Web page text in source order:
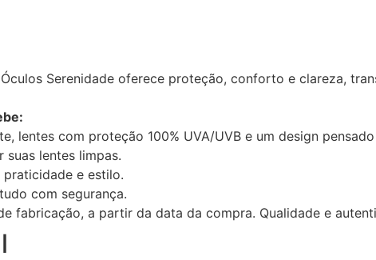
Serenidade oferece proteção, conforto e clareza,
lentes com proteção 100% UVA/UVB e um design
lentes limpas.
e estilo.
com segurança.
fabricação, a partir da data da compra. Qualidade e